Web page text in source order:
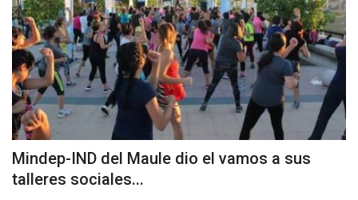
Mindep-IND del Maule dio el vamos a sus
talleres sociales...